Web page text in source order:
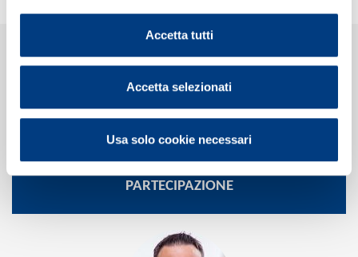
Accetta tutti
Accetta selezionati
Usa solo cookie necessari
PARTECIPAZIONE